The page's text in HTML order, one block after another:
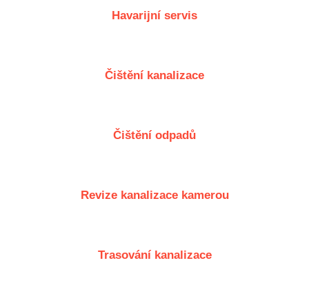
Havarijní servis
Čištění kanalizace
Čištění odpadů
Revize kanalizace kamerou
Trasování kanalizace